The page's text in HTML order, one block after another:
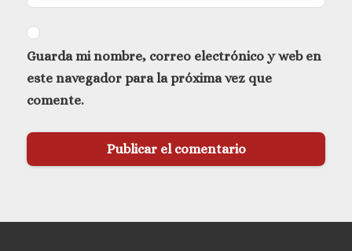
Guarda mi nombre, correo electrónico y web en
este navegador para la próxima vez que
comente.